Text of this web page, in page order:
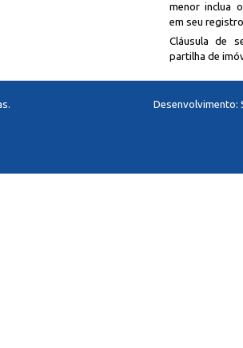
menor inclua
em seu
Cláusula de
partilha de
Desenvolvimento: